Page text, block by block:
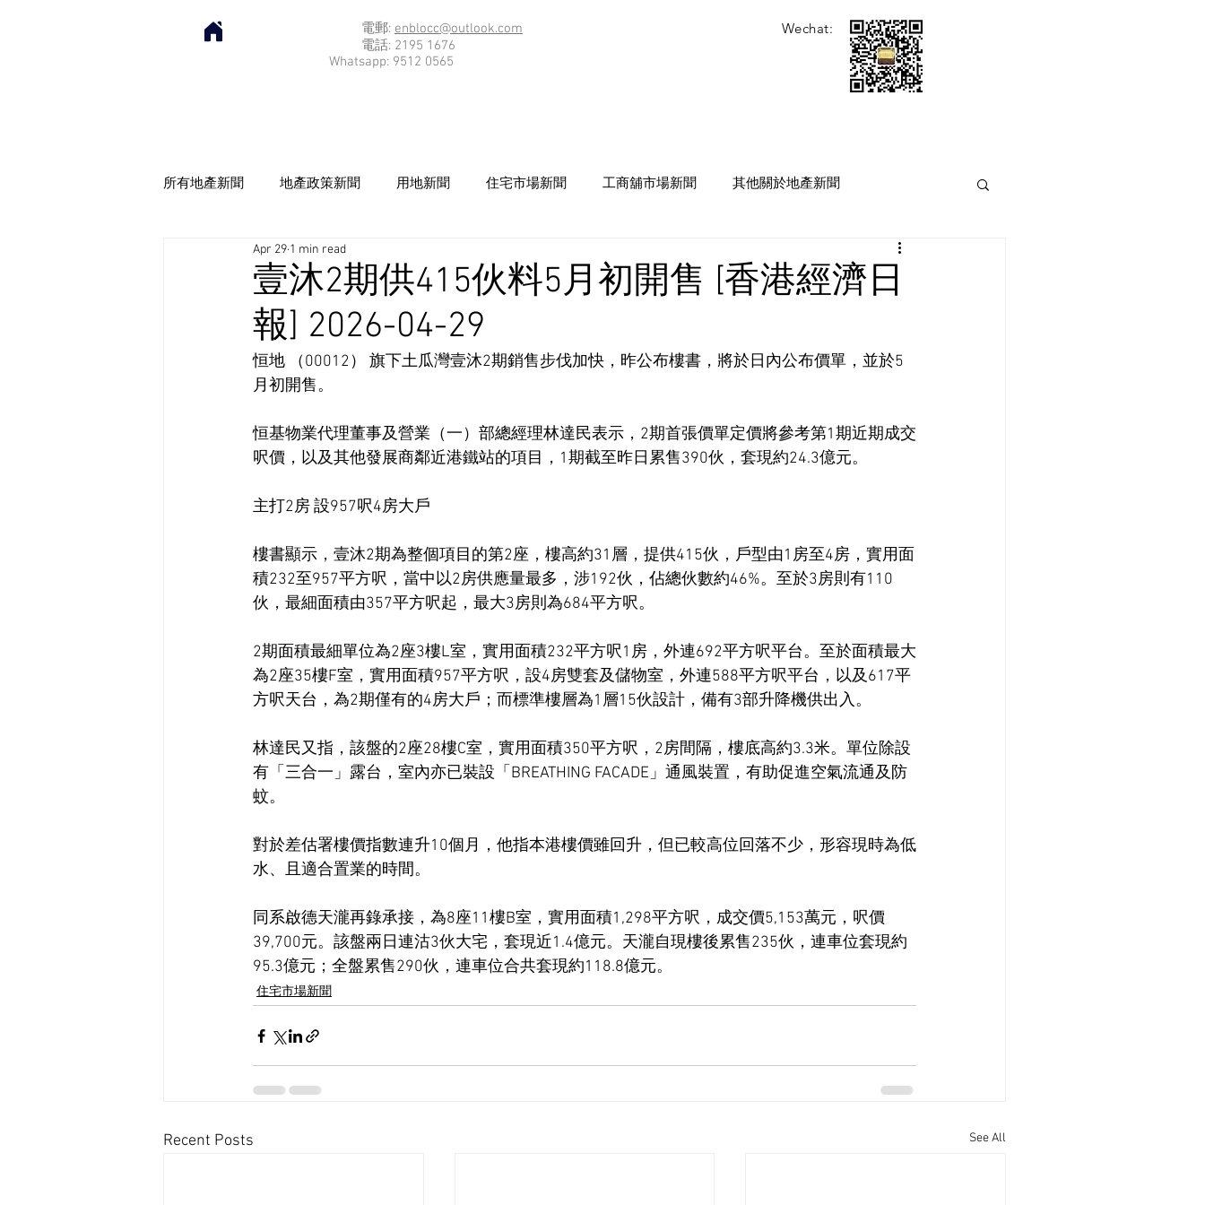
電郵: enblocc@outlook.com
電話: 2195 1676
Whatsapp: 9512 0565
Wechat:
所有地產新聞 地產政策新聞 用地新聞 住宅市場新聞 工商舖市場新聞 其他關於地產新聞
壹沐2期供415伙料5月初開售 [香港經濟日
報] 2026-04-29
Apr 29 1 min read
恒地 （00012） 旗下土瓜灣壹沐2期銷售步伐加快，昨公布樓書，將於日內公布價單，並於5
月初開售。
恒基物業代理董事及營業（一）部總經理林達民表示，2期首張價單定價將參考第1期近期成交
呎價，以及其他發展商鄰近港鐵站的項目，1期截至昨日累售390伙，套現約24.3億元。
主打2房 設957呎4房大戶
樓書顯示，壹沐2期為整個項目的第2座，樓高約31層，提供415伙，戶型由1房至4房，實用面
積232至957平方呎，當中以2房供應量最多，涉192伙，佔總伙數約46%。至於3房則有110
伙，最細面積由357平方呎起，最大3房則為684平方呎。
2期面積最細單位為2座3樓L室，實用面積232平方呎1房，外連692平方呎平台。至於面積最大
為2座35樓F室，實用面積957平方呎，設4房雙套及儲物室，外連588平方呎平台，以及617平
方呎天台，為2期僅有的4房大戶；而標準樓層為1層15伙設計，備有3部升降機供出入。
林達民又指，該盤的2座28樓C室，實用面積350平方呎，2房間隔，樓底高約3.3米。單位除設
有「三合一」露台，室內亦已裝設「BREATHING FACADE」通風裝置，有助促進空氣流通及防
蚊。
對於差估署樓價指數連升10個月，他指本港樓價雖回升，但已較高位回落不少，形容現時為低
水、且適合置業的時間。
同系啟德天瀧再錄承接，為8座11樓B室，實用面積1,298平方呎，成交價5,153萬元，呎價
39,700元。該盤兩日連沽3伙大宅，套現近1.4億元。天瀧自現樓後累售235伙，連車位套現約
95.3億元；全盤累售290伙，連車位合共套現約118.8億元。
住宅市場新聞
Recent Posts See All